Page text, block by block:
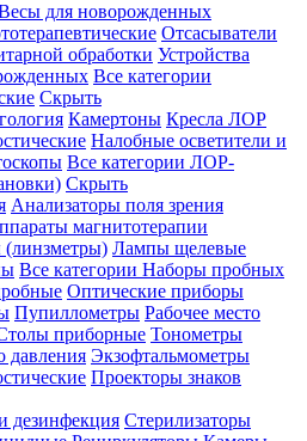
для новорожденных
Отсасыватели
обработки Устройства
Все категории
Скрыть
Камертоны Кресла ЛОР
Налобные осветители и
Все категории ЛОР-
Скрыть
Анализаторы поля зрения
магнитотерапии
Лампы щелевые
Все категории Наборы пробных
Оптические приборы
Пупиллометры Рабочее место
приборные Тонометры
давления Экзофтальмометры
Проекторы знаков
дезинфекция Стерилизаторы